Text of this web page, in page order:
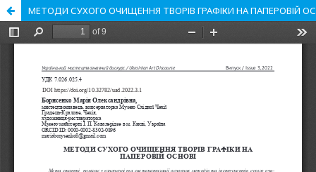
МЕТОДИ СУХОГО ОЧИЩЕННЯ ТВОРІВ ГРАФІКИ НА ПАПЕРОВІЙ